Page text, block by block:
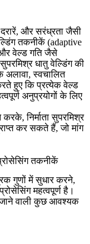
और सरंध्रता जैसी
तकनीकें (adaptive
वेल्ड गति जैसे
धातु वेल्डिंग की
अलावा,स्वचालित
हुए कि प्रत्येक वेल्ड
अनुप्रयोगों के लिए
निर्माता सुपरमिश्र
कर सकते हैं, जो मांग
तकनीकें
गुणों में सुधार करने,
महत्वपूर्ण है।
जाने वाली कुछ आवश्यक